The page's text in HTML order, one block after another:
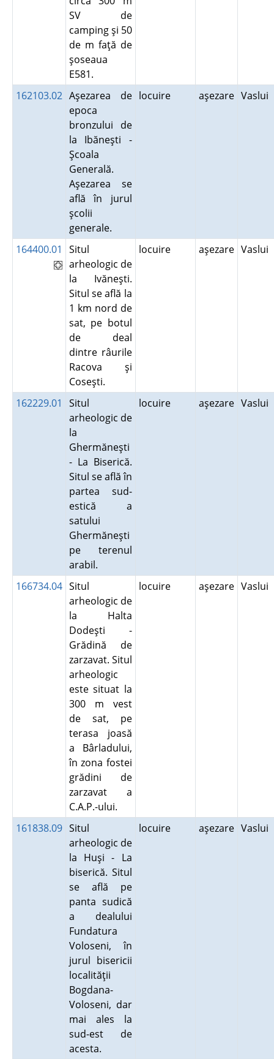
SV de
camping şi 50
de m faţă de
şoseaua
E581.
162103.02 Aşezarea de
epoca
bronzului de
la Ibăneşti -
Şcoala
Generală.
Aşezarea se
află în jurul
şcolii
generale.
locuire aşezare Vaslui
164400.01
Situl
arheologic de
la Ivăneşti.
Situl se află la
1 km nord de
sat, pe botul
de deal
dintre râurile
Racova şi
Coseşti.
locuire aşezare Vaslui
162229.01
Situl
arheologic de
la
Ghermăneşti
- La Biserică.
Situl se află în
partea sud-
estică a
satului
Ghermăneşti
pe terenul
arabil.
locuire aşezare Vaslui
166734.04 Situl
arheologic de
la Halta
Dodeşti -
Grădină de
zarzavat. Situl
arheologic
este situat la
300 m vest
de sat, pe
terasa joasă
a Bârladului,
în zona fostei
grădini de
zarzavat a
C.A.P.-ului.
locuire aşezare Vaslui
161838.09 Situl
arheologic de
la Huşi - La
biserică. Situl
se află pe
panta sudică
a dealului
Fundatura
Voloseni, în
jurul bisericii
localităţii
Bogdana-
Voloseni, dar
mai ales la
sud-est de
acesta.
locuire aşezare Vaslui